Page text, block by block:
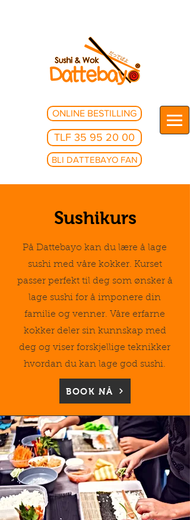
ONLINE BESTILLING
TLF 35 95 20 00
BLI DATTEBAYO FAN
Sushikurs
På Dattebayo kan du lære å lage
sushi med våre kokker. Kurset
passer perfekt til deg som ønsker å
lage sushi for å imponere din
familie og venner. Våre erfarne
kokker deler sin kunnskap med
deg og viser forskjellige teknikker
hvordan du kan lage god sushi.
BOOK NÅ